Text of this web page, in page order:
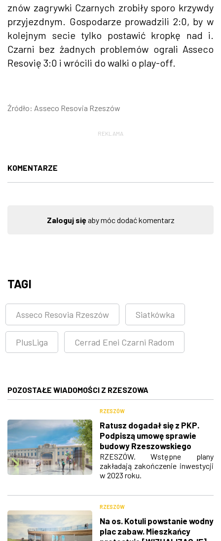
znów zagrywki Czarnych zrobiły sporo krzywdy
przyjezdnym. Gospodarze prowadzili 2:0, by w
kolejnym secie tylko postawić kropkę nad i.
Czarni bez żadnych problemów ograli Asseco
Resovię 3:0 i wrócili do walki o play-off.
Źródło: Asseco Resovia Rzeszów
REKLAMA
KOMENTARZE
Zaloguj sięaby móc dodać komentarz
TAGI
Asseco Resovia Rzeszów Siatkówka
PlusLiga Cerrad Enei Czarni Radom
POZOSTAŁE WIADOMOŚCI Z RZESZOWA
RZESZÓW
Ratusz dogadał się z PKP.
Podpiszą umowę sprawie
budowy Rzeszowskiego
Centrum Komunikacyjnego
[WIZUALIZACJE]
RZESZÓW. Wstępne plany
zakładają zakończenie inwestycji
w 2023 roku.
RZESZÓW
Na os. Kotuli powstanie wodny
plac zabaw. Mieszkańcy